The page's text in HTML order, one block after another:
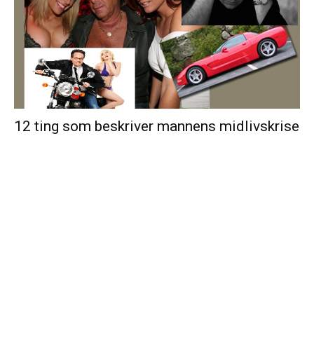
12 ting som beskriver mannens midlivskrise